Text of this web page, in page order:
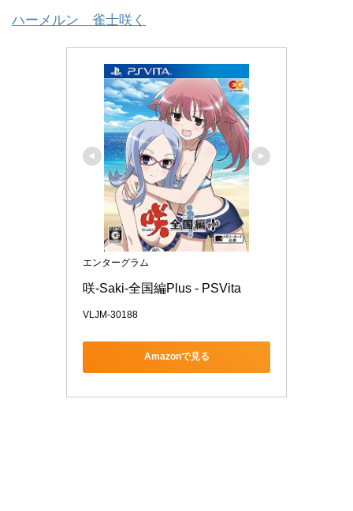
ハーメルン 雀士咲く
エンターグラム
咲-Saki-全国編Plus - PSVita
VLJM-30188
Amazonで見る